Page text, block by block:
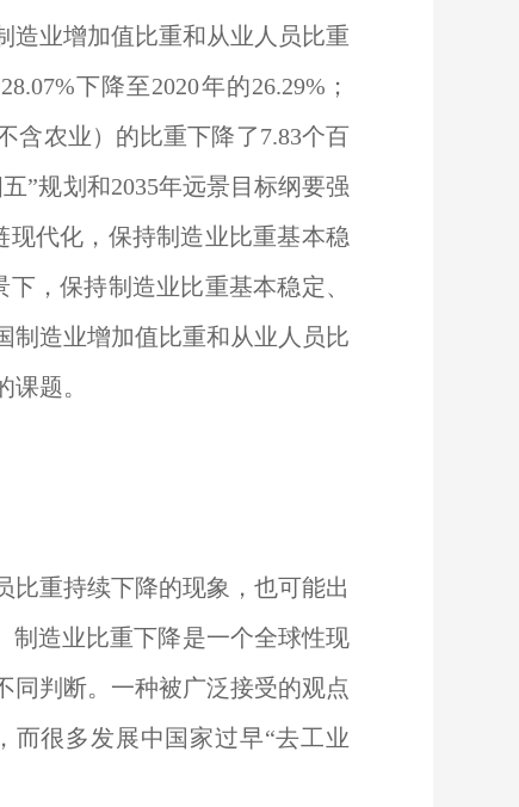
造业增加值比重和从业人员比重
下降至2020年的26.29%；
含农业）的比重下降了7.83个百
”规划和2035年远景目标纲要强
代化，保持制造业比重基本稳
，保持制造业比重基本稳定、
制造业增加值比重和从业人员比
题。
比重持续下降的现象，也可能出
制造业比重下降是一个全球性现
同判断。一种被广泛接受的观点
而很多发展中国家过早“去工业